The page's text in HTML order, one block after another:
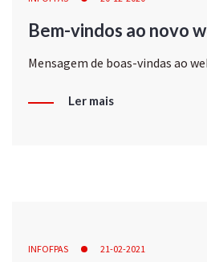
Bem-vindos ao novo
Mensagem de boas-vindas ao
Ler mais
INFOFPAS 21-02-2021